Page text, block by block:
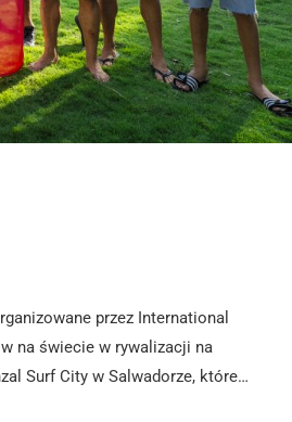
przez International
na świecie w rywalizacji na
Surf City w Salwadorze, które
stanowiących prawdziwe